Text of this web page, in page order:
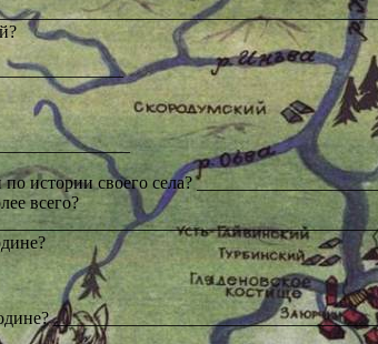
своего села?
всего?